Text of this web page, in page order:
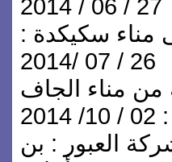
27 / 06 / 2014
مناء سكيكدة :
26 / 07 /2014
من مناء الجاف
العبور : بن